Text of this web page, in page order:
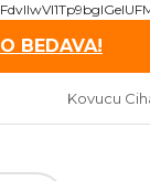
BEDAVA!
Kovucu